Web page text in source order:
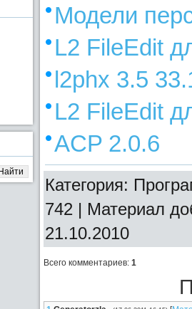
Модели
L2 FileEdit
l2phx 3.5
L2 FileEdit
ACP 2.0.6
Категория:
742 | Материал
21.10.2010
Всего комментариев: 1